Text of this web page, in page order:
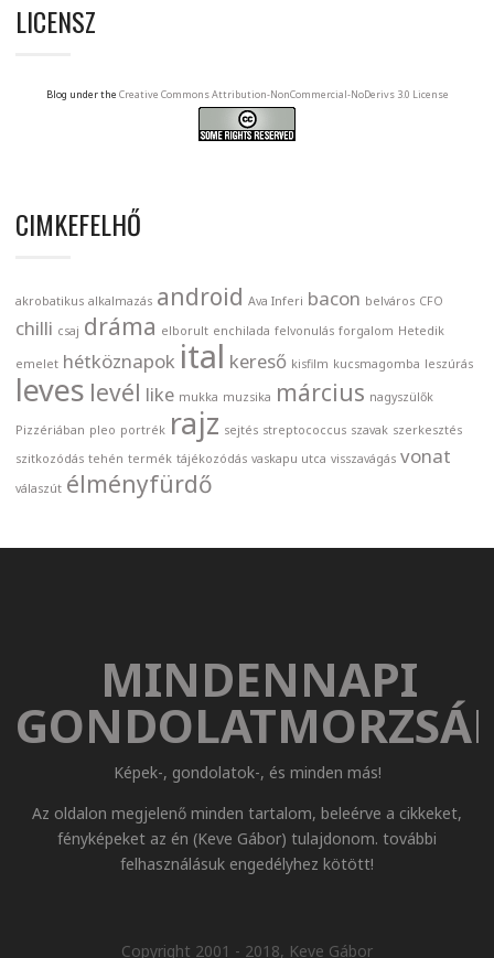
LICENSZ
Blog under the Creative Commons Attribution-NonCommercial-NoDerivs 3.0 License
CIMKEFELHŐ
akrobatikus alkalmazás android Ava Inferi bacon belváros CFO
chilli csaj dráma elborult enchilada felvonulás forgalom Hetedik
emelet hétköznapok ital kereső kisfilm kucsmagomba leszúrás
leves levél like mukka muzsika március nagyszülők
Pizzériában pleo portrék rajz sejtés streptococcus szavak szerkesztés
szitkozódás tehén termék tájékozódás vaskapu utca visszavágás vonat
válaszút élményfürdő
MINDENNAPI
Képek-, gondolatok-, és minden más!
Az oldalon megjelenő minden tartalom, beleérve a cikkeket,
fényképeket az én (Keve Gábor) tulajdonom. további
felhasználásuk engedélyhez kötött!
Copyright 2001 - 2018, Keve Gábor